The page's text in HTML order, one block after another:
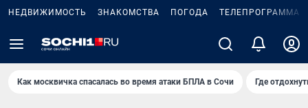
НЕДВИЖИМОСТЬ ЗНАКОМСТВА ПОГОДА ТЕЛЕПРОГРАММА
Как москвичка спасалась во время атаки БПЛА в Сочи Где